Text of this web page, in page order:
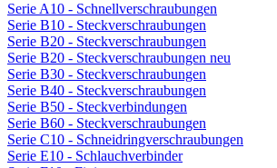
Serie A10 - Schnellverschraubungen
Serie B10 - Steckverschraubungen
Serie B20 - Steckverschraubungen
Serie B20 - Steckverschraubungen neu
Serie B30 - Steckverschraubungen
Serie B40 - Steckverschraubungen
Serie B50 - Steckverbindungen
Serie B60 - Steckverschraubungen
Serie C10 - Schneidringverschraubungen
Serie E10 - Schlauchverbinder